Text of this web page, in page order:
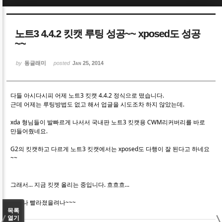
노트3 4.4.2 킷캣 루팅 성공~~ xposed도 성공
~~
by 동글래미 posted Jan 25, 2014
다들 아시다시피 어제 노트3 킷캣 4.4.2 정식으로 떴습니다.
근데 어제는 루팅방법도 없고 해서 업글을 시도조차 하지 않았는데.
xda 형님들이 발빠르게 나서서 국내판 노트3 킷캣용 CWM리커버리를 바로
만들어줬네요.
G2의 킷캣하고 다르게 노트3 킷캣에서는 xposed도 다행이 잘 된다고 하네요
~~
그래서... 지금 킷캣 올리는 중입니다. 흐흐흐...
얼마나 빨라졌을려나~~~
목록
열기
Sketchbook5, 스케치북5
Sketchbook5, 스케치북5
Sketchbook5, 스케치북5
Sketchbook5, 스케치북5